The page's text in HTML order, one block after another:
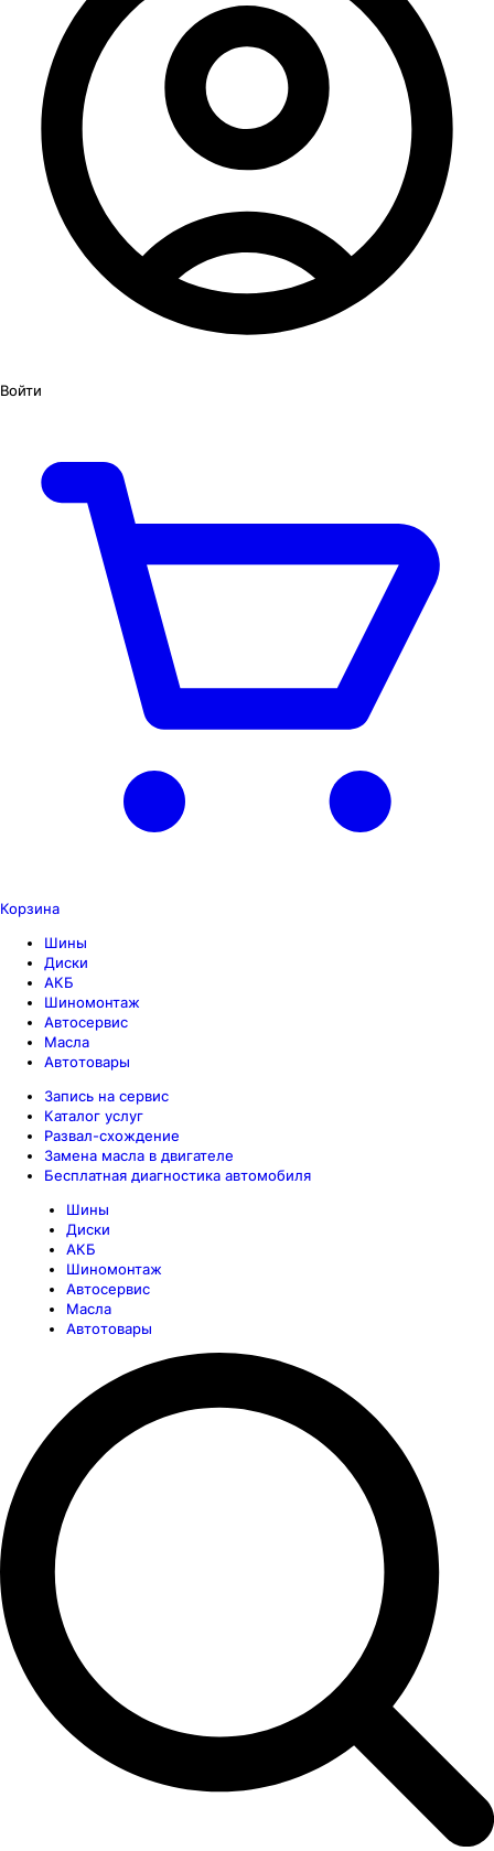
Войти
Корзина
Шины
Диски
АКБ
Шиномонтаж
Автосервис
Масла
Автотовары
Запись на сервис
Каталог услуг
Развал-схождение
Замена масла в двигателе
Бесплатная диагностика автомобиля
Шины
Диски
АКБ
Шиномонтаж
Автосервис
Масла
Автотовары